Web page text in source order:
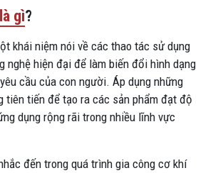
gì?
khái niệm nói về các thao tác sử dụng
nghệ hiện đại để làm biến đổi hình dạng
cầu của con người. Áp dụng những
tiên tiến để tạo ra các sản phẩm đạt độ
dụng rộng rãi trong nhiều lĩnh vực
đến trong quá trình gia công cơ khí